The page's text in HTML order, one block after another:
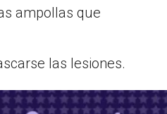
ampollas que
las lesiones.